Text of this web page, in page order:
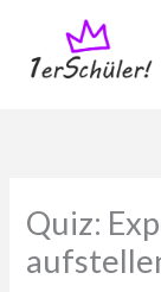
springen
Quiz: